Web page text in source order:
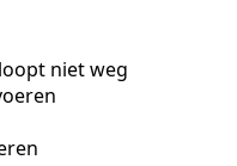
niet weg